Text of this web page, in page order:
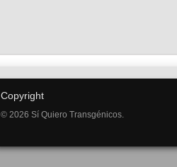
Copyright
© 2026 Sí Quiero Transgénicos.